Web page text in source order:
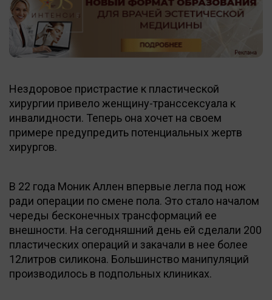
Нездоровое пристрастие к пластической
хирургии привело женщину-транссексуала к
инвалидности. Теперь она хочет на своем
примере предупредить потенциальных жертв
хирургов.
В 22 года Моник Аллен впервые легла под нож
ради операции по смене пола. Это стало началом
череды бесконечных трансформаций ее
внешности. На сегодняшний день ей сделали 200
пластических операций и закачали в нее более
12литров силикона. Большинство манипуляций
производилось в подпольных клиниках.